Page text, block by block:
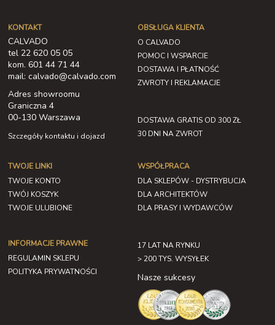
KONTAKT
CALVADO
tel 22 620 05 05
kom. 601 44 71 44
mail: calvado@calvado.com
Adres showroomu
Graniczna 4
00-130 Warszawa
Szczegóły kontaktu i dojazd
OBSŁUGA KLIENTA
O CALVADO
POMOC I WSPARCIE
DOSTAWA I PŁATNOŚĆ
ZWROTY I REKLAMACJE
DOSTAWA GRATIS OD 300 ZŁ
30 DNI NA ZWROT
TWOJE LINKI
TWOJE KONTO
TWÓJ KOSZYK
TWOJE ULUBIONE
INFORMACJE PRAWNE
REGULAMIN SKLEPU
POLITYKA PRYWATNOŚCI
WSPÓŁPRACA
DLA SKLEPÓW - DYSTRYBUCJA
DLA ARCHITEKTÓW
DLA PRASY I WYDAWCÓW
17 LAT NA RYNKU
> 200 TYS. WYSYŁEK
Nasze sukcesy